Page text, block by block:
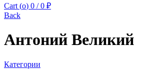
Cart (o) 0 / 0 ₽
Back
Антоний Великий
Категории